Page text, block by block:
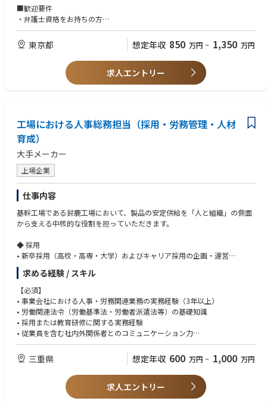
いたします。
■歓迎要件
・弁護士資格をお持ちの方
・IT業界出身者
・ガバナンスや内部統制・監査に関する知見
東京都 想定年収 850 万円 ~ 1,350 万円
求人エントリー
工場における人事総務担当（採用・労務管理・人材
育成）
大手メーカー
上場企業
仕事内容
基幹工場である鈴鹿工場において、製品の安定供給を「人と組織」の側面
から支える中核的な役割を担っていただきます。
◆ 採用
• 新卒採用（高校・高専・大学）およびキャリア採用の企画・運営
• 学校訪問、会社説明会、工場見学、選考対応、内定者フォロー
• 採用活動を通じた鈴鹿工場の魅力発信および母集団形成への貢献
◆派遣社員・契約社員・パートタイマー管理
• 派遣社員、契約社員、パートタイマーの契約管理、更新管理、受入れ・
異動・退職に関する実務
• 派遣会社等の社外パートナーとの折衝、契約条件・人員状況の確認、必
• 労働者派遣法等の関連法令を踏まえた適正な運用管理
• 新入社員教育、階層別研修、工場内教育等の企画・運営支援
• 工場教育体系の整備、教育計画の進捗管理、受講状況の確認
求める経験 / スキル
【必須】
• 事業会社における人事・労務関連業務の実務経験（3年以上）
• 労働関連法令（労働基準法・労働者派遣法等）の基礎知識
• 採用または教育研修に関する実務経験
• 従業員を含む社内外関係者とのコミュニケーション力
【歓迎】
• 製造業（工場）における人事・労務業務の経験
• 安全衛生、健康管理、福利厚生に関する業務経験
• Excel、BIツール等を活用したデータ集計・分析スキル
三重県 想定年収 600 万円 ~ 1,000 万円
求人エントリー